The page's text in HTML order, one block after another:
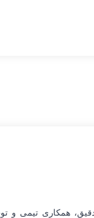
همکاری تیمی و